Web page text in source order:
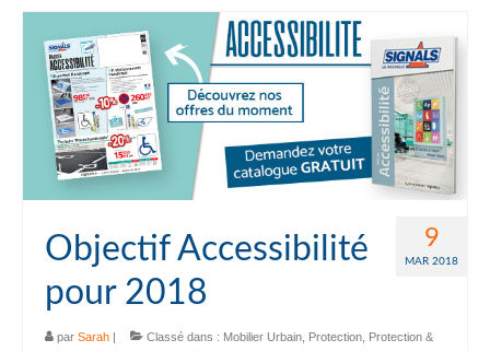
Accéder à Signals
9
MAR 2018
Objectif Accessibilité
pour 2018
par Sarah | Classé dans : Mobilier Urbain Protection Protection &